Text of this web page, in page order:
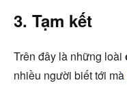
3. Tạm kết
Trên đây là những loài
nhiều người biết tới mà